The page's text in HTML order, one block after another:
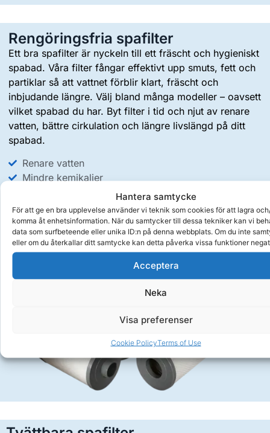
Hantera samtycke
För att ge en bra upplevelse använder vi teknik som cookies för att lagra
komma åt enhetsinformation. När du samtycker till dessa tekniker kan vi
data som surfbeteende eller unika ID:n på denna webbplats. Om du inte
eller om du återkallar ditt samtycke kan detta påverka vissa funktioner
Acceptera
Neka
Visa preferenser
Cookie PolicyTerms of Use
Rengöringsfria spafilter
Ett bra spafilter är nyckeln till ett fräscht och hygieniskt
spabad. Våra filter fångar effektivt upp smuts, fett och
partiklar så att vattnet förblir klart, fräscht och
inbjudande längre. Välj bland många modeller – oavsett
vilket spabad du har. Byt filter i tid och njut av renare
vatten, bättre cirkulation och längre livslängd på ditt
spabad.
Renare vatten
Mindre kemikalier
Slippa rengöring av filter
Rengöringsfria spafilter